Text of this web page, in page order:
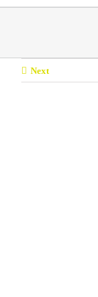
Next